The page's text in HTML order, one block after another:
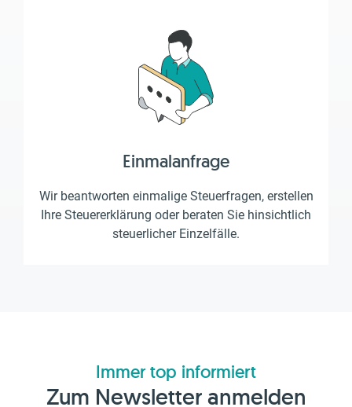
Einmalanfrage
Wir beantworten einmalige Steuerfragen, erstellen
Ihre Steuererklärung oder beraten Sie hinsichtlich
steuerlicher Einzelfälle.
Immer top informiert
Zum Newsletter anmelden